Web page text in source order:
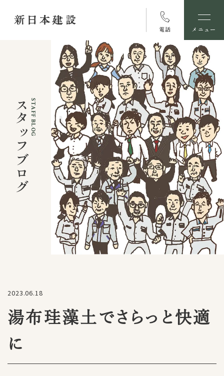
電話 メニュー
スタッフブログ
2023.06.18
湯布珪藻土でさらっと快適
に